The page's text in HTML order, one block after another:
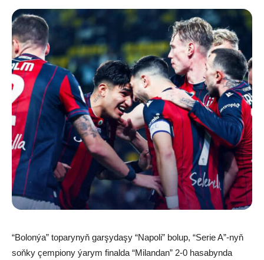
“Bolonýa” toparynyň garşydaşy “Napoli” bolup, “Serie A”-nyň
soňky çempiony ýarym finalda “Milandan” 2-0 hasabynda